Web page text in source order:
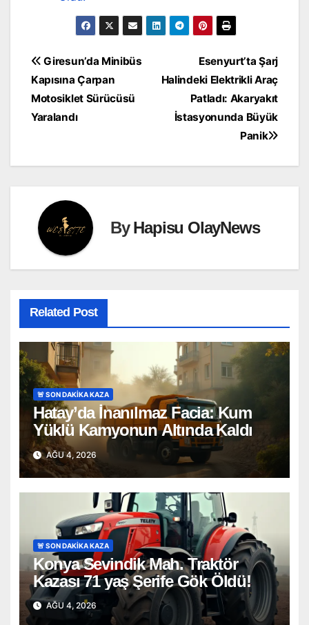
Yazı
gezinmesi
Esenyurt’ta Şarj
Halindeki Elektrikli Araç
Patladı: Akaryakıt
İstasyonunda Büyük
Panik
Giresun’da Minibüs
Kapısına Çarpan
Motosiklet Sürücüsü
Yaralandı
ByHapisu OlayNews
Related Post
🚨 SON DAKİKA KAZA
Hatay’da İnanılmaz Facia: Kum
Yüklü Kamyonun Altında Kaldı
AĞU 4, 2026
🚨 SON DAKİKA KAZA
Konya Sevindik Mah. Traktör
Kazası 71 yaş Şerife Gök Öldü!
AĞU 4, 2026